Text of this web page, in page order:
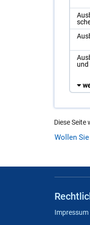
und
Diese
Wollen
Impressum